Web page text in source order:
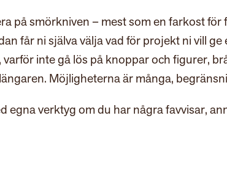
på smörkniven – mest som en farkost för
får ni själva välja vad för projekt ni vill
inte gå lös på knoppar och figurer,
Möjligheterna är många,
egna verktyg om du har några favvisar,